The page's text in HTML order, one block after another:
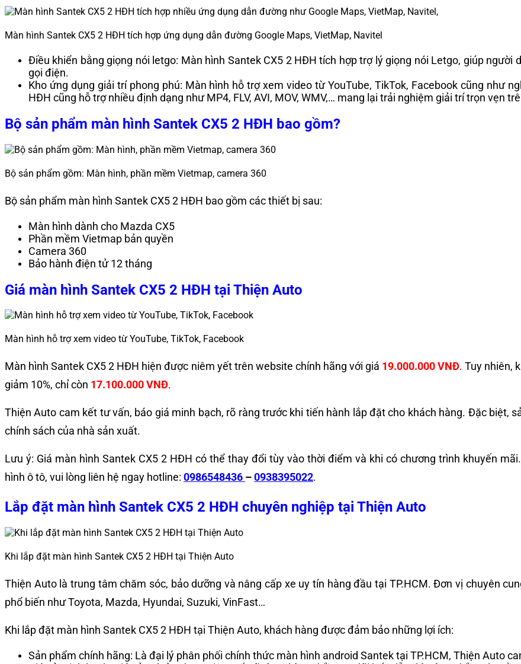
Màn hình Santek CX5 2 HĐH tích hợp ứng dụng dẫn đường Google Maps, VietMap, Navitel
Điều khiển bằng giọng nói letgo: Màn hình Santek CX5 2 HĐH tích hợp trợ lý giọng nói Letgo, giúp người
gọi điện.
Kho ứng dụng giải trí phong phú: Màn hình hỗ trợ xem video từ YouTube, TikTok, Facebook cũng như
HĐH cũng hỗ trợ nhiều định dạng như MP4, FLV, AVI, MOV, WMV,… mang lại trải nghiệm giải trí trọn vẹn
Bộ sản phẩm màn hình Santek CX5 2 HĐH bao gồm?
Bộ sản phẩm gồm: Màn hình, phần mềm Vietmap, camera 360
Bộ sản phẩm màn hình Santek CX5 2 HĐH bao gồm các thiết bị sau:
Màn hình dành cho Mazda CX5
Phần mềm Vietmap bản quyền
Camera 360
Bảo hành điện tử 12 tháng
Giá màn hình Santek CX5 2 HĐH tại Thiện Auto
Màn hình hỗ trợ xem video từ YouTube, TikTok, Facebook
Màn hình Santek CX5 2 HĐH hiện được niêm yết trên website chính hãng với giá 19.000.000 VNĐ. Tuy nhiên,
giảm 10%, chỉ còn 17.100.000 VNĐ.
Thiện Auto cam kết tư vấn, báo giá minh bạch, rõ ràng trước khi tiến hành lắp đặt cho khách hàng. Đặc biệt,
chính sách của nhà sản xuất.
Lưu ý: Giá màn hình Santek CX5 2 HĐH có thể thay đổi tùy vào thời điểm và khi có chương trình khuyến
hình ô tô, vui lòng liên hệ ngay hotline: 0986548436 –0938395022.
Lắp đặt màn hình Santek CX5 2 HĐH chuyên nghiệp tại Thiện Auto
Khi lắp đặt màn hình Santek CX5 2 HĐH tại Thiện Auto
Thiện Auto là trung tâm chăm sóc, bảo dưỡng và nâng cấp xe uy tín hàng đầu tại TP.HCM. Đơn vị chuyên
phổ biến như Toyota, Mazda, Hyundai, Suzuki, VinFast…
Khi lắp đặt màn hình Santek CX5 2 HĐH tại Thiện Auto, khách hàng được đảm bảo những lợi ích:
Sản phẩm chính hãng: Là đại lý phân phối chính thức màn hình android Santek tại TP.HCM, Thiện Auto